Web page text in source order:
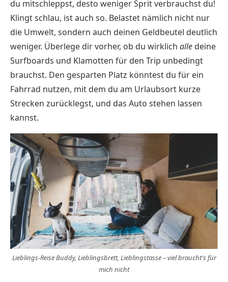
du mitschleppst, desto weniger Sprit verbrauchst du!
Klingt schlau, ist auch so. Belastet nämlich nicht nur
die Umwelt, sondern auch deinen Geldbeutel deutlich
weniger. Überlege dir vorher, ob du wirklich alle deine
Surfboards und Klamotten für den Trip unbedingt
brauchst. Den gesparten Platz könntest du für ein
Fahrrad nutzen, mit dem du am Urlaubsort kurze
Strecken zurücklegst, und das Auto stehen lassen
kannst.
Lieblings-Reise Buddy, Lieblingsbrett, Lieblingstasse – viel braucht's für
mich nicht